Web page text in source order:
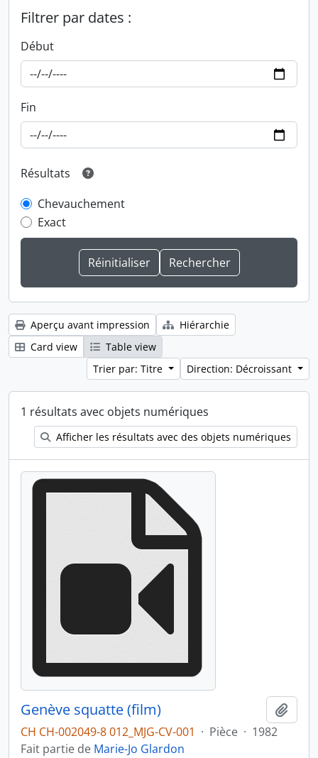
Filtrer par dates :
Début
Fin
Résultats
Chevauchement
Exact
Aperçu avant impression
Hiérarchie
Card view
Table view
Trier par: Titre
Direction: Décroissant
1 résultats avec objets numériques
Afficher les résultats avec des objets numériques
Genève squatte (film)
CH CH-002049-8 012_MJG-CV-001 · Pièce · 1982
Fait partie de Marie-Jo Glardon